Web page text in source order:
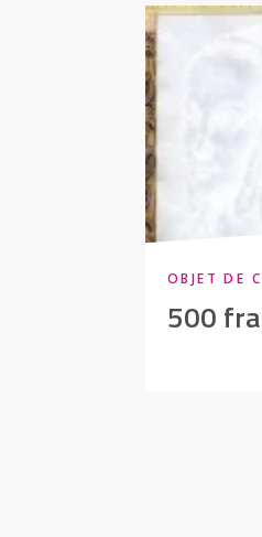
OBJET DE
500